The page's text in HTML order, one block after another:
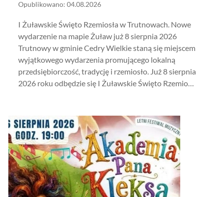
Opublikowano: 04.08.2026
I Żuławskie Święto Rzemiosła w Trutnowach. Nowe
wydarzenie na mapie Żuław już 8 sierpnia 2026
Trutnowy w gminie Cedry Wielkie staną się miejscem
wyjątkowego wydarzenia promującego lokalną
przedsiębiorczość, tradycję i rzemiosło. Już 8 sierpnia
2026 roku odbędzie się I Żuławskie Święto Rzemio…